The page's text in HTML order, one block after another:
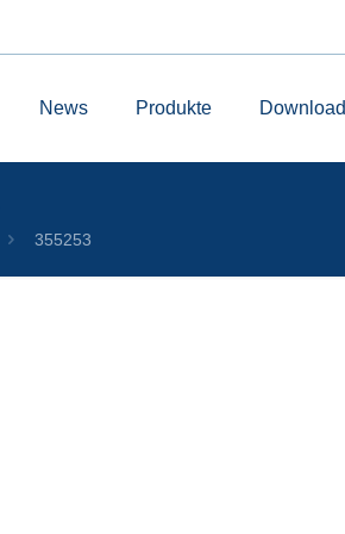
News Produkte Download
355253